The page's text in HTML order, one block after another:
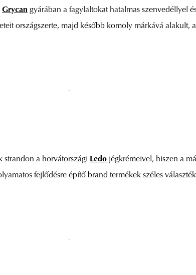
Grycan gyárában a fagylaltokat hatalmas szenvedéllyel
országszerte, majd később komoly márkává alakult,
a horvátországi Ledo jégkrémeivel, hiszen a
fejlődésre építő brand termékek széles